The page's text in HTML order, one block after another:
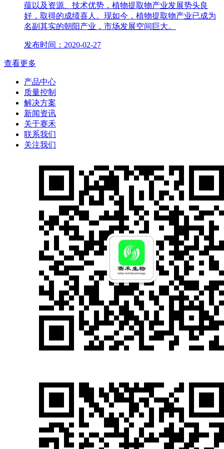
蕴以及资源、技术优势，植物提取物产业发展势头良
好，取得的成绩喜人。现如今，植物提取物产业已成为
名副其实的朝阳产业，市场发展空间巨大。
发布时间：2020-02-27
查看更多
产品中心
质量控制
解决方案
新闻资讯
关于赛禾
联系我们
关注我们